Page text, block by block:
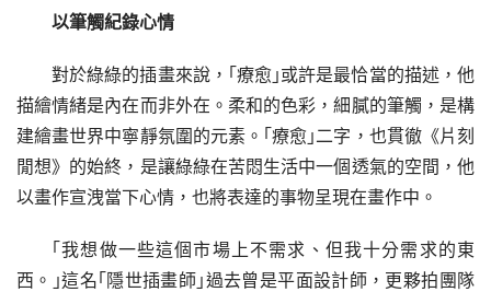
以筆觸紀錄心情
對於綠綠的插畫來說，｢療愈｣或許是最恰當的描述，他
描繪情緒是內在而非外在。柔和的色彩，細膩的筆觸，是構
建繪畫世界中寧靜氛圍的元素。｢療愈｣二字，也貫徹《片刻
閒想》的始終，是讓綠綠在苦悶生活中一個透氣的空間，他
以畫作宣洩當下心情，也將表達的事物呈現在畫作中。
｢我想做一些這個市場上不需求、但我十分需求的東
西。｣這名｢隱世插畫師｣過去曾是平面設計師，更夥拍團隊